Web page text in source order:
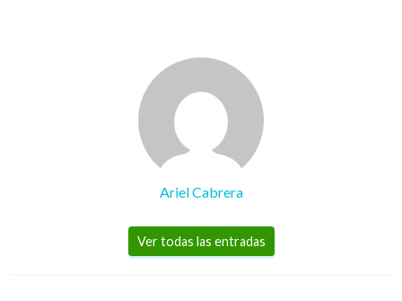
Ariel Cabrera
Ver todas las entradas